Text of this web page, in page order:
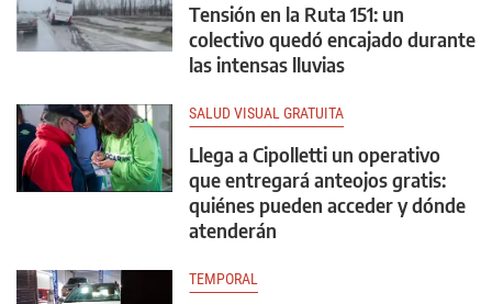
Tensión en la Ruta 151: un
colectivo quedó encajado durante
las intensas lluvias
SALUD VISUAL GRATUITA
Llega a Cipolletti un operativo
que entregará anteojos gratis:
quiénes pueden acceder y dónde
atenderán
TEMPORAL